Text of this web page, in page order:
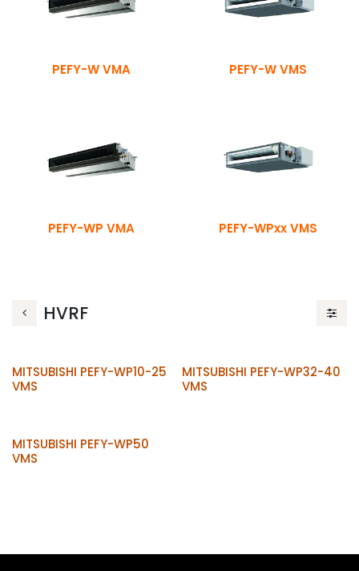
PEFY-W VMA PEFY-W VMS
PEFY-WP VMA PEFY-WPxx VMS
HVRF
MITSUBISHI PEFY-WP10-25
VMS
MITSUBISHI PEFY-WP32-40
VMS
MITSUBISHI PEFY-WP50
VMS